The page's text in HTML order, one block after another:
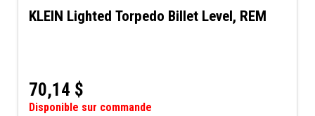
KLEIN Lighted Torpedo Billet Level, REM
70,14 $
Disponible sur commande